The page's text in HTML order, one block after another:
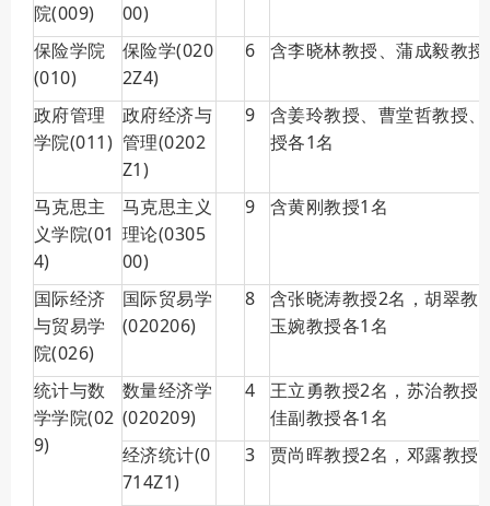
院(009)
00)
保险学院
(010)
保险学(020
2Z4)
6 含李晓林教授、蒲成毅教
政府管理
学院(011)
政府经济与
管理(0202
Z1)
9
含姜玲教授、曹堂哲教授
授各1名
马克思主
义学院(01
4)
马克思主义
理论(0305
00)
9 含黄刚教授1名
国际经济
与贸易学
院(026)
国际贸易学
(020206)
8
含张晓涛教授2名，胡翠教
玉婉教授各1名
统计与数
学学院(02
9)
数量经济学
(020209)
4
王立勇教授2名，苏治教授
佳副教授各1名
经济统计(0
714Z1)
3 贾尚晖教授2名，邓露教授